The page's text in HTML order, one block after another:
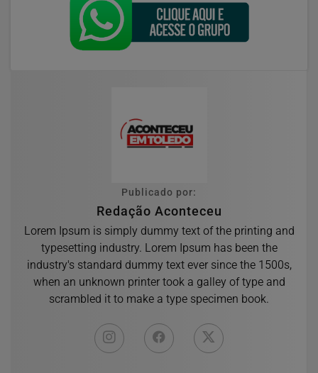
Publicado por:
Redação Aconteceu
Lorem Ipsum is simply dummy text of the printing and
typesetting industry. Lorem Ipsum has been the
industry's standard dummy text ever since the 1500s,
when an unknown printer took a galley of type and
scrambled it to make a type specimen book.